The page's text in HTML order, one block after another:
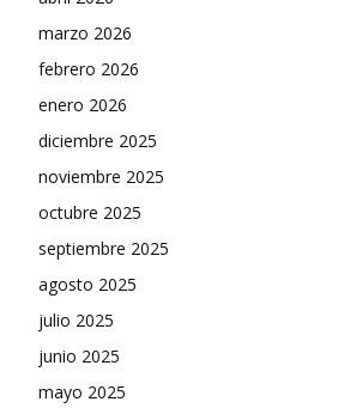
marzo 2026
febrero 2026
enero 2026
diciembre 2025
noviembre 2025
octubre 2025
septiembre 2025
agosto 2025
julio 2025
junio 2025
mayo 2025